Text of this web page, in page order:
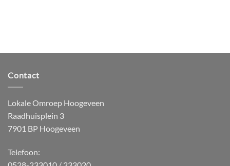
Contact
Lokale Omroep Hoogeveen
Raadhuisplein 3
7901 BP Hoogeveen
Telefoon: